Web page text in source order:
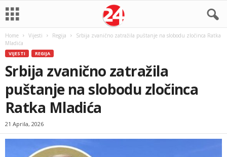
Home Vijesti Regija
Srbija zvanično zatražila puštanje na slobodu zločinca Ratka
Mladića
VIJESTI REGIJA
Srbija zvanično zatražila
puštanje na slobodu zločinca
Ratka Mladića
21 Aprila, 2026